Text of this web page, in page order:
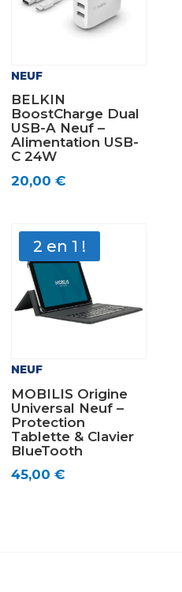
NEUF
BELKIN
BoostCharge Dual
USB-A Neuf –
Alimentation USB-
C 24W
20,00€
2 en 1 !
NEUF
MOBILIS Origine
Universal Neuf –
Protection
Tablette & Clavier
BlueTooth
45,00€